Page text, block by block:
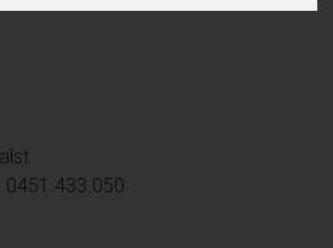
0451.433.050